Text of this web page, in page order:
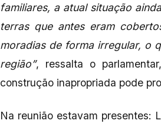
familiares, a atual situação
terras que antes eram
moradias de forma irregular, o
região”, ressalta o
construção inapropriada pode
Na reunião estavam presentes: